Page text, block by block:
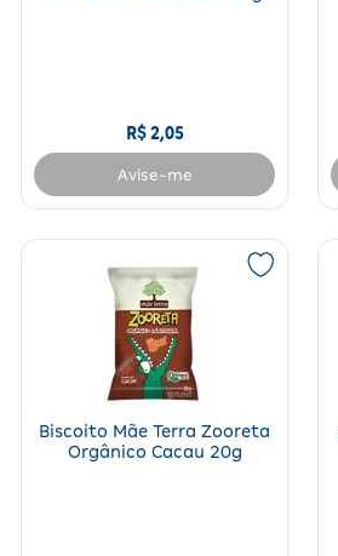
R$ 2,05
Avise-me
Biscoito Mãe Terra Zooreta
Orgânico Cacau 20g